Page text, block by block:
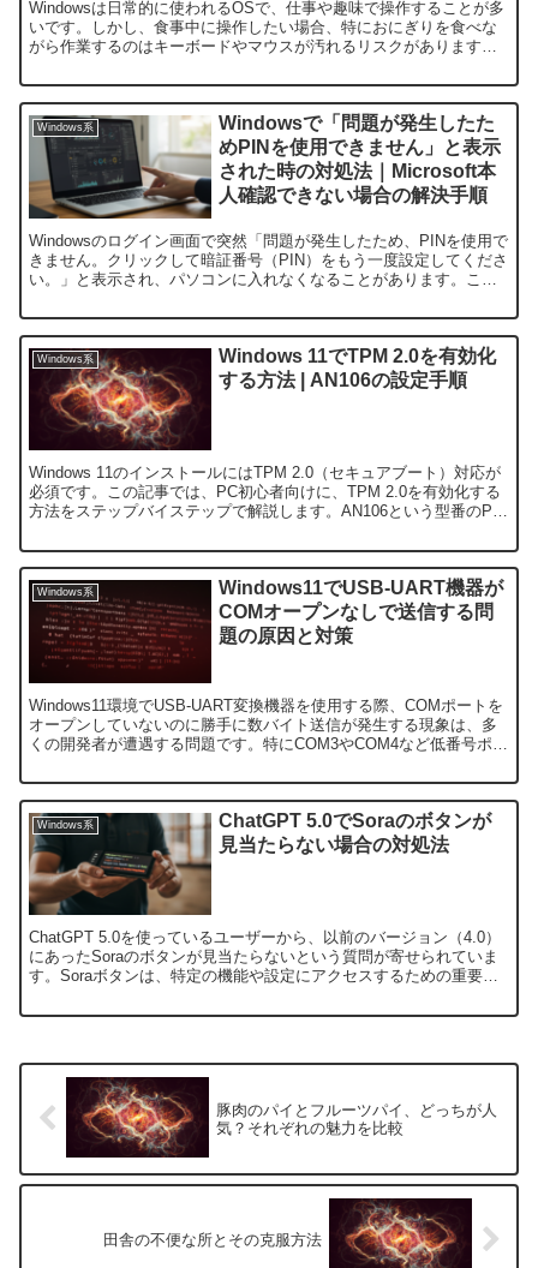
Windowsは日常的に使われるOSで、仕事や趣味で操作することが多
いです。しかし、食事中に操作したい場合、特におにぎりを食べな
がら作業するのはキーボードやマウスが汚れるリスクがあります。
Windows系
Windowsで「問題が発生したた
めPINを使用できません」と表示
された時の対処法｜Microsoft本
人確認できない場合の解決手順
Windowsのログイン画面で突然「問題が発生したため、PINを使用で
きません。クリックして暗証番号（PIN）をもう一度設定してくださ
い。」と表示され、パソコンに入れなくなることがあります。この
Windows系
Windows 11でTPM 2.0を有効化
する方法 | AN106の設定手順
Windows 11のインストールにはTPM 2.0（セキュアブート）対応が
必須です。この記事では、PC初心者向けに、TPM 2.0を有効化する
方法をステップバイステップで解説します。AN106という型番のPC
Windows系
Windows11でUSB-UART機器が
COMオープンなしで送信する問
題の原因と対策
Windows11環境でUSB-UART変換機器を使用する際、COMポートを
オープンしていないのに勝手に数バイト送信が発生する現象は、多
くの開発者が遭遇する問題です。特にCOM3やCOM4など低番号ポー
Windows系
ChatGPT 5.0でSoraのボタンが
見当たらない場合の対処法
ChatGPT 5.0を使っているユーザーから、以前のバージョン（4.0）
にあったSoraのボタンが見当たらないという質問が寄せられていま
す。Soraボタンは、特定の機能や設定にアクセスするための重要な
豚肉のパイとフルーツパイ、どっちが人
気？それぞれの魅力を比較
田舎の不便な所とその克服方法